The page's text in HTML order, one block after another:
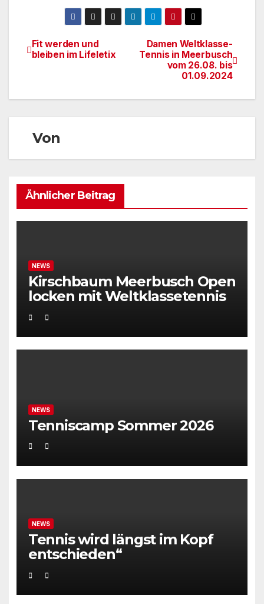
Beitragsnavigation
Damen Weltklasse-
Tennis in Meerbusch
vom 26.08. bis
01.09.2024
Fit werden und
bleiben im Lifeletix
Von
Ähnlicher Beitrag
NEWS
Kirschbaum Meerbusch Open
locken mit Weltklassetennis
NEWS
Tenniscamp Sommer 2026
NEWS
Tennis wird längst im Kopf
entschieden“